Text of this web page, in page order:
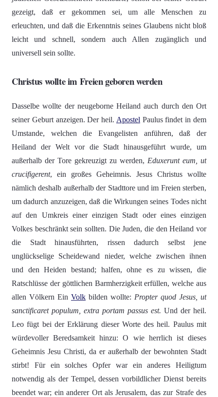
gezeigt, daß er gekommen sei, um alle Menschen zu
erleuchten, und daß die Erkenntnis seines Glaubens nicht bloß
leicht und schnell, sondern auch Allen zugänglich und
universell sein sollte.
Christus wollte im Freien geboren werden
Dasselbe wollte der neugeborne Heiland auch durch den Ort
seiner Geburt anzeigen. Der heil. Apostel Paulus findet in dem
Umstande, welchen die Evangelisten anführen, daß der
Heiland der Welt vor die Stadt hinausgeführt wurde, um
außerhalb der Tore gekreuzigt zu werden, Eduxerunt eum, ut
crucifigerent, ein großes Geheimnis. Jesus Christus wollte
nämlich deshalb außerhalb der Stadttore und im Freien sterben,
um dadurch anzuzeigen, daß die Wirkungen seines Todes nicht
auf den Umkreis einer einzigen Stadt oder eines einzigen
Volkes beschränkt sein sollten. Die Juden, die den Heiland vor
die Stadt hinausführten, rissen dadurch selbst jene
unglückselige Scheidewand nieder, welche zwischen ihnen
und den Heiden bestand; halfen, ohne es zu wissen, die
Ratschlüsse der göttlichen Barmherzigkeit erfüllen, welche aus
allen Völkern Ein Volk bilden wollte: Propter quod Jesus, ut
sanctificaret populum, extra portam passus est. Und der heil.
Leo fügt bei der Erklärung dieser Worte des heil. Paulus mit
würdevoller Beredsamkeit hinzu: O wie herrlich ist dieses
Geheimnis Jesu Christi, da er außerhalb der bewohnten Stadt
stirbt! Für ein solches Opfer war ein anderes Heiligtum
notwendig als der Tempel, dessen vorbildlicher Dienst bereits
beendet war; ein anderer Ort als Jerusalem, das zur Strafe des